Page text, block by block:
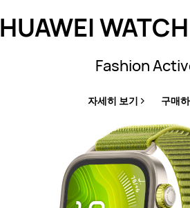
HUAWEI
Fashion
자세히 보기 구매